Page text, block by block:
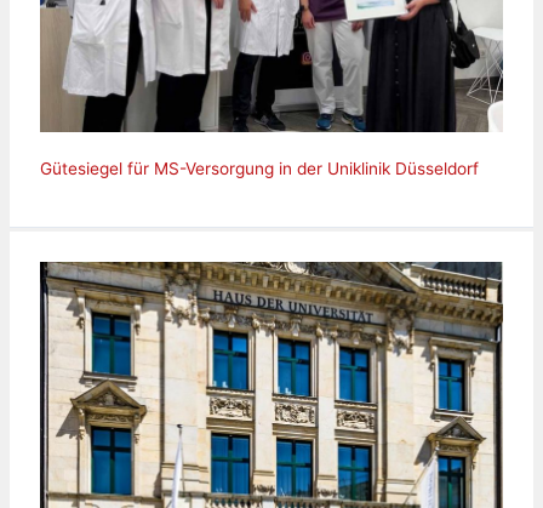
Gütesiegel für MS-Versorgung in der Uniklinik Düsseldorf